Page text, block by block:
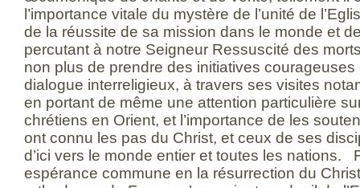
l’importance vitale du mystère de l’unité de
de la réussite de sa mission dans le monde et
percutant à notre Seigneur Ressuscité des
non plus de prendre des initiatives
dialogue interreligieux, à travers ses visites
en portant de même une attention particulière
chrétiens en Orient, et l’importance de les
ont connu les pas du Christ, et ceux de ses
d’ici vers le monde entier et toutes les nations.
espérance commune en la résurrection du